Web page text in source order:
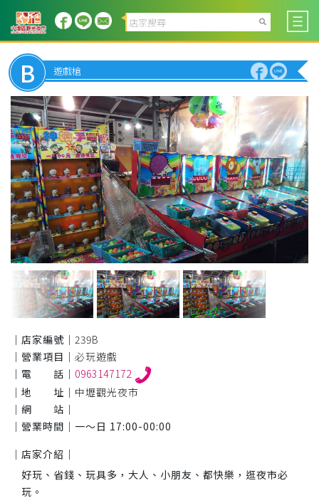
B 遊戲槍
｜店家編號｜ 239B
｜營業項目｜ 必玩遊戲
｜電 話｜ 0963147172
｜地 址｜ 中壢觀光夜市
｜網 站｜
｜營業時間｜ 一～日 17:00-00:00
｜店家介紹｜
好玩、省錢、玩具多，大人、小朋友、都快樂，逛夜市必
玩。